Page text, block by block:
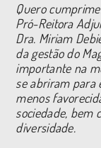
Quero
Pró-Reitora
Dra. Miriam
da gestão do
importante na
se abriram para
menos
sociedade, bem
diversidade.